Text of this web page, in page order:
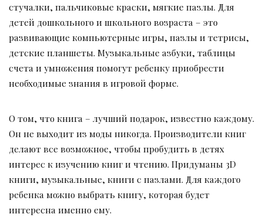
стучалки, пальчиковые краски, мягкие пазлы. Для
детей дошкольного и школьного возраста – это
развивающие компьютерные игры, пазлы и тетрисы,
детские планшеты. Музыкальные азбуки, таблицы
счета и умножения помогут ребенку приобрести
необходимые знания в игровой форме.
О том, что книга – лучший подарок, известно каждому.
Он не выходит из моды никогда. Производители книг
делают все возможное, чтобы пробудить в детях
интерес к изучению книг и чтению. Придуманы 3D
книги, музыкальные, книги с пазлами. Для каждого
ребенка можно выбрать книгу, которая будет
интересна именно ему.